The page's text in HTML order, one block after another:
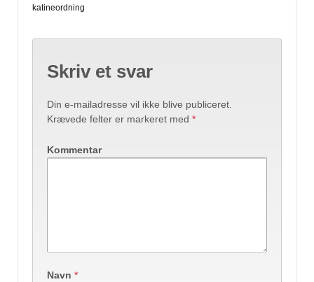
katineordning
Skriv et svar
Din e-mailadresse vil ikke blive publiceret.
Krævede felter er markeret med *
Kommentar
Navn *